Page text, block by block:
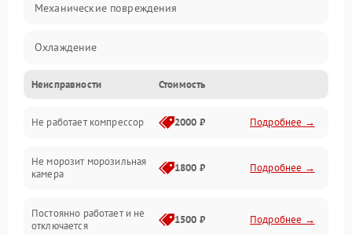
Механические повреждения
Охлаждение
Механика
Электропитание
Дренаж
Неисправности Стоимость
Не работает компрессор 2000 ₽ Подробнее →
Не морозит морозильная
камера
1800 ₽ Подробнее →
Постоянно работает и не
отключается
1500 ₽ Подробнее →